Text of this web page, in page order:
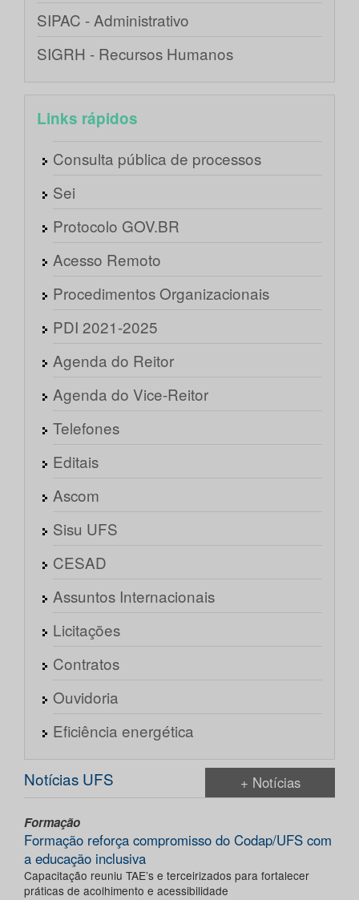
SIPAC - Administrativo
SIGRH - Recursos Humanos
Links rápidos
Consulta pública de processos
Sei
Protocolo GOV.BR
Acesso Remoto
Procedimentos Organizacionais
PDI 2021-2025
Agenda do Reitor
Agenda do Vice-Reitor
Telefones
Editais
Ascom
Sisu UFS
CESAD
Assuntos Internacionais
Licitações
Contratos
Ouvidoria
Eficiência energética
Notícias UFS + Notícias
Formação
Formação reforça compromisso do Codap/UFS com
a educação inclusiva
Capacitação reuniu TAE’s e terceirizados para fortalecer
práticas de acolhimento e acessibilidade